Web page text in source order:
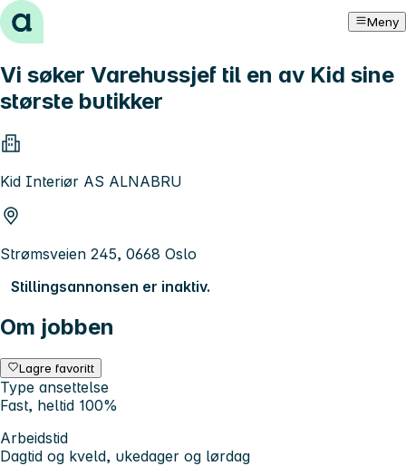
Hopp til innhold Meny
Vi søker Varehussjef til en av Kid sine
største butikker
Kid Interiør AS ALNABRU
Strømsveien 245, 0668 Oslo
Stillingsannonsen er inaktiv.
Om jobben
Lagre favoritt
Type ansettelse
Fast, heltid 100%
Arbeidstid
Dagtid og kveld, ukedager og lørdag